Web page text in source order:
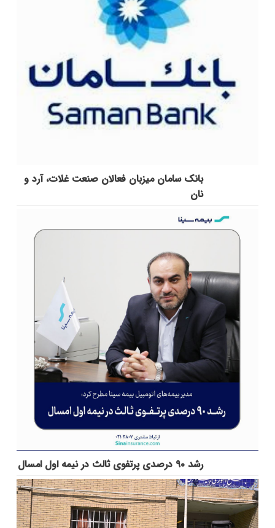
بانک سامان میزبان فعالان صنعت غلات، آرد و
نان
رشد ۹۰ درصدی پرتفوی ثالث در نیمه اول امسال